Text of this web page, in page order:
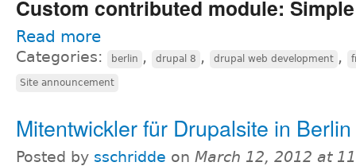
Custom contributed module:
Read more
Categories: berlin , drupal 8 , drupal web development ,
Site announcement
Mitentwickler für Drupalsite in
Posted by sschridde on March 12, 2012 at